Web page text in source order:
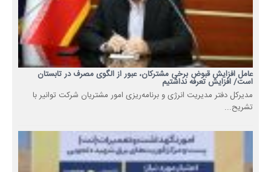
عامل افزایش قبوض برخی مشترکان، عبور از الگوی مصرف در تابستان
است/ افزایش تعرفه نداشتیم
مدیرکل دفتر مدیریت انرژی و برنامه‌ریزی امور مشتریان شرکت توانیر با
تشریح...